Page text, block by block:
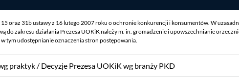
oraz 31b ustawy z 16 lutego 2007 roku o ochronie konkurencji i konsumentów. W
do zakresu działania Prezesa UOKiK należy m. in. gromadzenie i upowszechnianie
tym udostępnianie oznaczenia stron postępowania.
praktyk/ Decyzje Prezesa UOKiK wg branży PKD